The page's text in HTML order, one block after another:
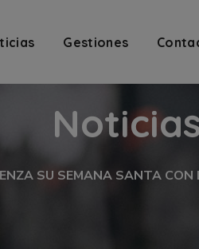
Gestiones
SU SEMANA SANTA